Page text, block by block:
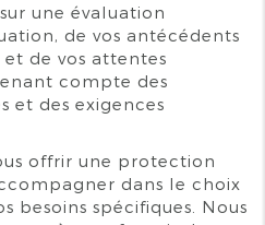
une évaluation
de vos antécédents
de vos attentes
compte des
et des exigences
offrir une protection
dans le choix
besoins spécifiques. Nous